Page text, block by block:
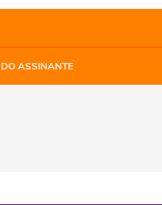
ASSINANTE